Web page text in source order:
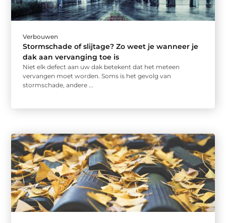
Verbouwen
Stormschade of slijtage? Zo weet je wanneer je
dak aan vervanging toe is
Niet elk defect aan uw dak betekent dat het meteen
vervangen moet worden. Soms is het gevolg van
stormschade, andere ...